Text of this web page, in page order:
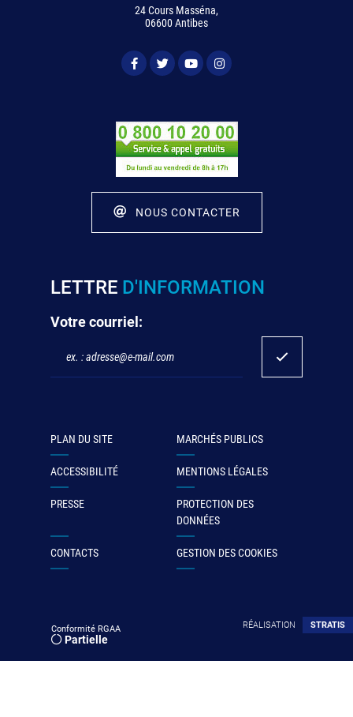
24 Cours Masséna,
06600 Antibes
NOUS CONTACTER
LETTRE D'INFORMATION
Votre courriel:
PLAN DU SITE MARCHÉS PUBLICS
ACCESSIBILITÉ MENTIONS LÉGALES
PRESSE
PROTECTION DES
DONNÉES
CONTACTS GESTION DES COOKIES
Conformité RGAA
Partielle
RÉALISATION STRATIS